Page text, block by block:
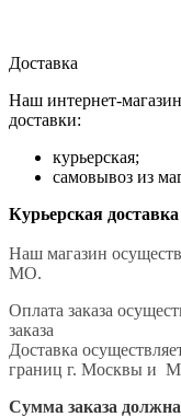
Доставка
Наш интернет-магазин
доставки:
курьерская;
самовывоз из
Курьерская доставка
Наш магазин
МО.
Оплата заказа
заказа
Доставка
границ г. Москвы и
Сумма заказа